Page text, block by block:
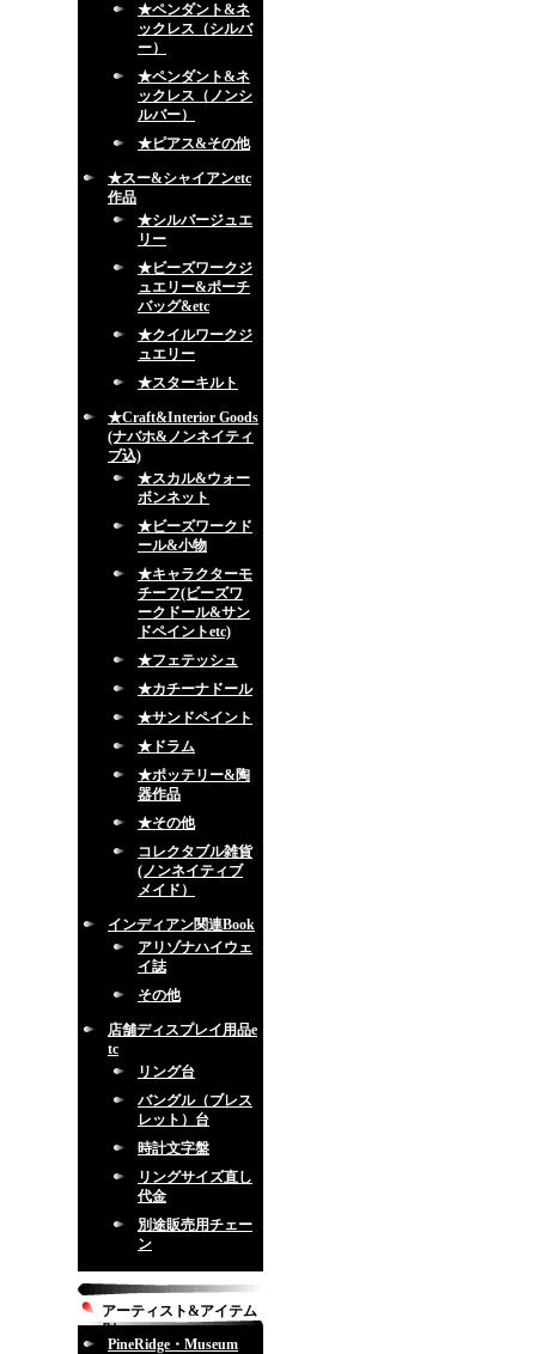
★ペンダント&ネ
ックレス（シルバ
ー）
★ペンダント&ネ
ックレス（ノンシ
ルバー）
★ピアス&その他
★スー&シャイアンetc
作品
★シルバージュエ
リー
★ビーズワークジ
ュエリー&ポーチ
バッグ&etc
★クイルワークジ
ュエリー
★スターキルト
★Craft&Interior Goods
(ナバホ&ノンネイティ
ブ込)
★スカル&ウォー
ボンネット
★ビーズワークド
ール&小物
★キャラクターモ
チーフ(ビーズワ
ークドール&サン
ドペイントetc)
★フェテッシュ
★カチーナドール
★サンドペイント
★ドラム
★ポッテリー&陶
器作品
★その他
コレクタブル雑貨
(ノンネイティブ
メイド）
インディアン関連Book
アリゾナハイウェ
イ誌
その他
店舗ディスプレイ用品e
tc
リング台
バングル（ブレス
レット）台
時計文字盤
リングサイズ直し
代金
別途販売用チェー
ン
アーティスト&アイテム
別
PineRidge・Museum